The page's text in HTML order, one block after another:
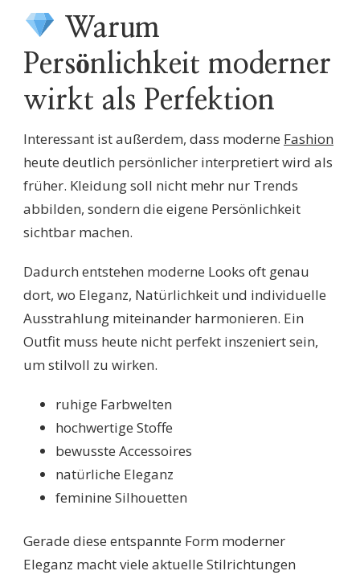
Warum
Persönlichkeit moderner
wirkt als Perfektion
Interessant ist außerdem, dass moderne Fashion
heute deutlich persönlicher interpretiert wird als
früher. Kleidung soll nicht mehr nur Trends
abbilden, sondern die eigene Persönlichkeit
sichtbar machen.
Dadurch entstehen moderne Looks oft genau
dort, wo Eleganz, Natürlichkeit und individuelle
Ausstrahlung miteinander harmonieren. Ein
Outfit muss heute nicht perfekt inszeniert sein,
um stilvoll zu wirken.
ruhige Farbwelten
hochwertige Stoffe
bewusste Accessoires
natürliche Eleganz
feminine Silhouetten
Gerade diese entspannte Form moderner
Eleganz macht viele aktuelle Stilrichtungen